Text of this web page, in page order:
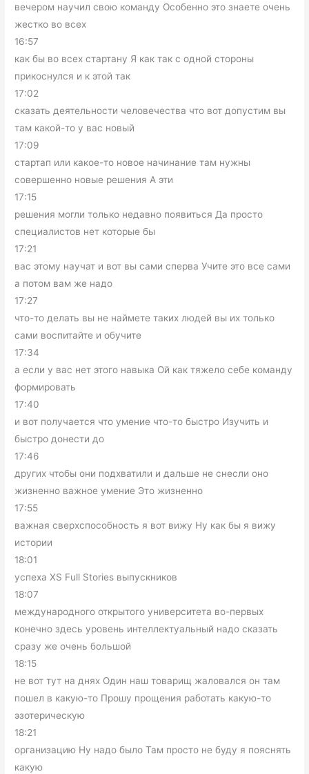
вечером научил свою команду Особенно это знаете очень
жестко во всех
16:57
как бы во всех стартану Я как так с одной стороны
прикоснулся и к этой так
17:02
сказать деятельности человечества что вот допустим вы
там какой-то у вас новый
17:09
стартап или какое-то новое начинание там нужны
совершенно новые решения А эти
17:15
решения могли только недавно появиться Да просто
специалистов нет которые бы
17:21
вас этому научат и вот вы сами сперва Учите это все сами
а потом вам же надо
17:27
что-то делать вы не наймете таких людей вы их только
сами воспитайте и обучите
17:34
а если у вас нет этого навыка Ой как тяжело себе команду
формировать
17:40
и вот получается что умение что-то быстро Изучить и
быстро донести до
17:46
других чтобы они подхватили и дальше не снесли оно
жизненно важное умение Это жизненно
17:55
важная сверхспособность я вот вижу Ну как бы я вижу
истории
18:01
успеха XS Full Stories выпускников
18:07
международного открытого университета во-первых
конечно здесь уровень интеллектуальный надо сказать
сразу же очень большой
18:15
не вот тут на днях Один наш товарищ жаловался он там
пошел в какую-то Прошу прощения работать какую-то
эзотерическую
18:21
организацию Ну надо было Там просто не буду я пояснять
какую